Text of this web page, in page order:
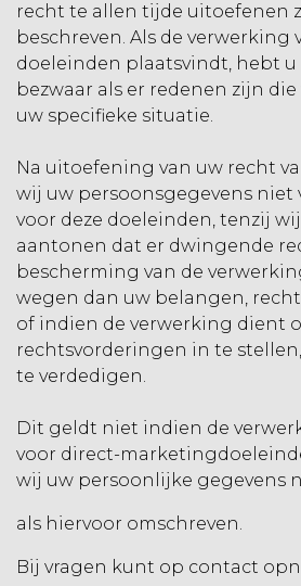
recht te allen tijde uitoefenen
beschreven. Als de verwerking
doeleinden plaatsvindt, hebt
bezwaar als er redenen zijn
uw specifieke situatie.
Na uitoefening van uw recht
wij uw persoonsgegevens niet
voor deze doeleinden, tenzij
aantonen dat er dwingende
bescherming van de
wegen dan uw belangen,
of indien de verwerking dient
rechtsvorderingen in te
te verdedigen.
Dit geldt niet indien de
voor direct-
wij uw persoonlijke gegevens
als hiervoor omschreven.
Bij vragen kunt op contact